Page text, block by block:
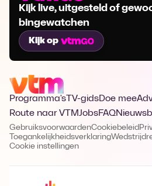
Kijk live, uitgesteld of
bingewatchen
Kijk op
Programma's TV-gidsDoe mee
Route naar VTMJobsFAQ
GebruiksvoorwaardenCookiebeleid
Toegankelijkheidsverklaring
Cookie instellingen